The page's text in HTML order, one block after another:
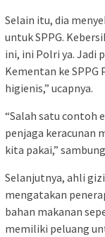
Selain itu, dia
untuk SPPG.
ini, ini Polri ya. Jadi
Kementan ke SPPG
higienis,” ucapnya.
“Salah satu contoh
penjaga keracunan
kita pakai,”
Selanjutnya, ahli
mengatakan
bahan makanan
memiliki peluang